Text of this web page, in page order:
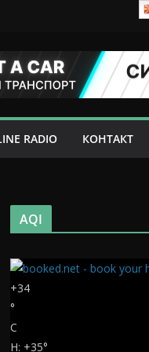
RADIO КОНТАКТ
AQI
+34
°
C
H: +35°